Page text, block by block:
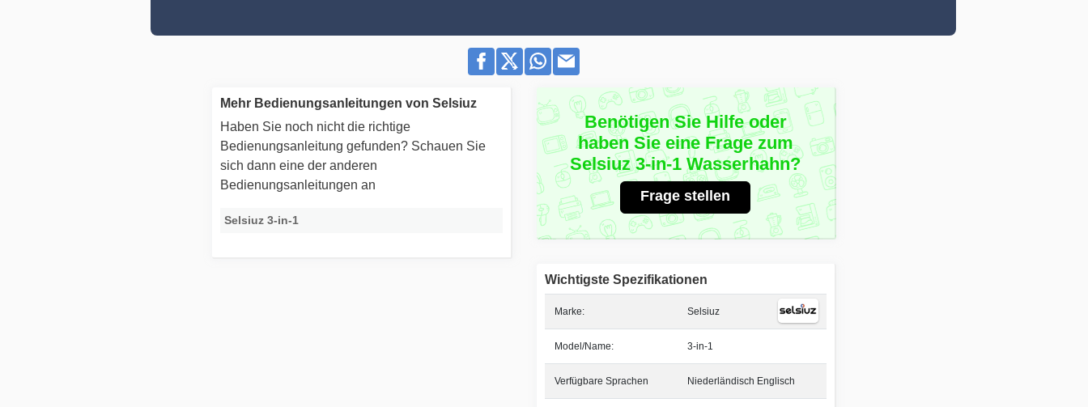
Benötigen Sie Hilfe oder
haben Sie eine Frage zum
Selsiuz 3-in-1 Wasserhahn?
Frage stellen
Wichtigste Spezifikationen
Marke: Selsiuz
Model/Name: 3-in-1
Verfügbare Sprachen Niederländisch Englisch
Mehr Bedienungsanleitungen von Selsiuz
Haben Sie noch nicht die richtige
Bedienungsanleitung gefunden? Schauen Sie
sich dann eine der anderen
Bedienungsanleitungen an
Selsiuz 3-in-1